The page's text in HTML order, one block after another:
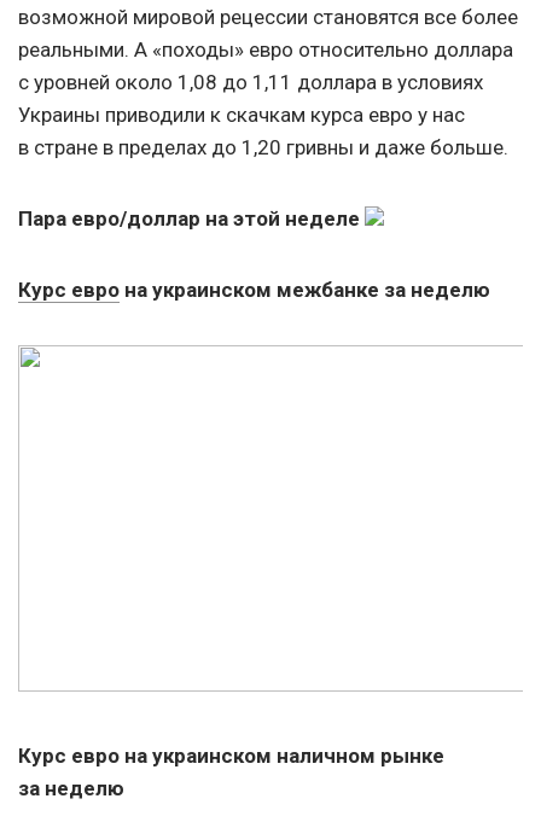
возможной мировой рецессии становятся все более
реальными. А «походы» евро относительно доллара
с уровней около 1,08 до 1,11 доллара в условиях
Украины приводили к скачкам курса евро у нас
в стране в пределах до 1,20 гривны и даже больше.
Пара евро/доллар на этой неделе
Курс евро на украинском межбанке за неделю
Курс евро на украинском наличном рынке
за неделю